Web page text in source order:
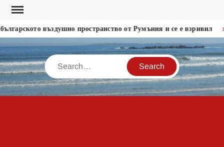
Skip
content
въздушно пространство от Румъния и се е взривил
Search